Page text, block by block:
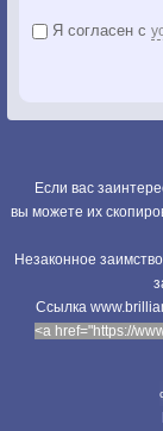
Я согласен с
Если вас
вы можете их
Незаконное
Cсылка
<a href="https://